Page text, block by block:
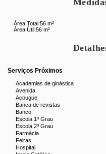
Área Total:56 m²
Área Útil:56 m²
Serviços Próximos
Academias de ginástica
Avenida
Açougue
Banca de revistas
Banco
Escola 1º Grau
Escola 2º Grau
Farmácia
Feiras
Hospital